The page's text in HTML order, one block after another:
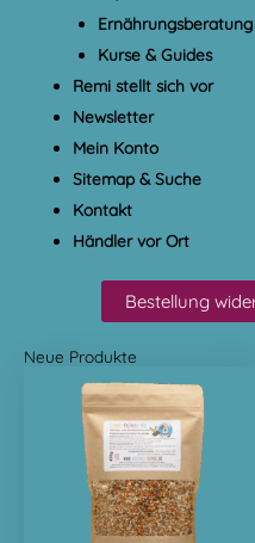
Kurse & Guides
Remi stellt sich vor
Newsletter
Mein Konto
Sitemap & Suche
Kontakt
Händler vor Ort
Bestellung
Neue Produkte